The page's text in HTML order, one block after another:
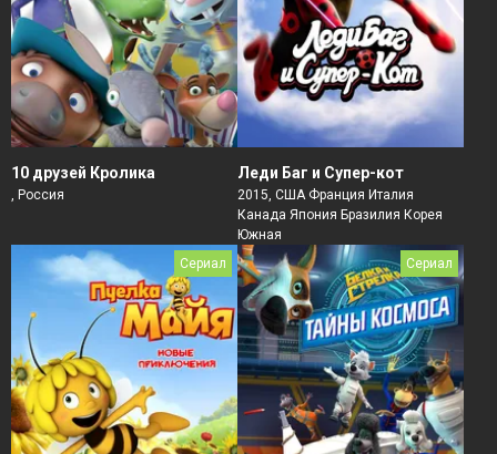
10 друзей Кролика
, Россия
Леди Баг и Супер-кот
2015, США Франция Италия
Канада Япония Бразилия Корея
Южная
Сериал
Сериал